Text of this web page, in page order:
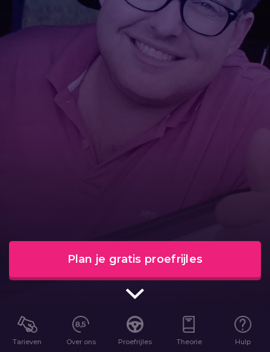
Plan je gratis proefrijles
Tarieven Over ons Proefrijles Theorie Hulp